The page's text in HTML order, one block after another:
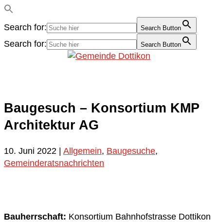
Search for: Search Button
Search for: Search Button
Baugesuch – Konsortium KMP
Architektur AG
10. Juni 2022 | Allgemein, Baugesuche,
Gemeinderatsnachrichten
Bauherrschaft: Konsortium Bahnhofstrasse Dottikon